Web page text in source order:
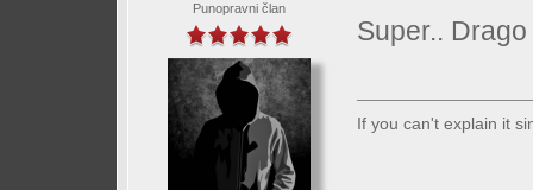
Punopravni član
Super..
If you can't explain it